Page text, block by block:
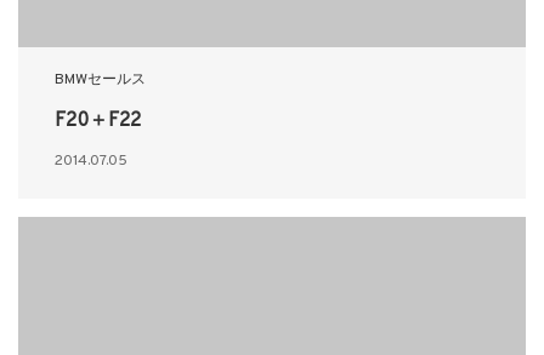
BMWセールス
F20＋F22
2014.07.05